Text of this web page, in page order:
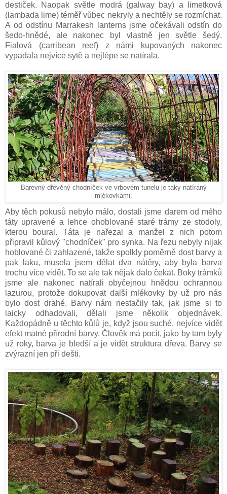
destiček. Naopak světle modrá (galway bay) a limetková
(lambada lime) téměř vůbec nekryly a nechtěly se rozmíchat.
A od odstínu Marrakesh lanterns jsme očekávali odstín do
šedo-hnědé, ale nakonec byl vlastně jen světle šedý.
Fialová (carribean reef) z námi kupovaných nakonec
vypadala nejvíce sytě a nejlépe se natírala.
Barevný dřevěný chodníček ve vrbovém tunelu je taky natíraný
mlékovkami.
Aby těch pokusů nebylo málo, dostali jsme darem od mého
táty upravené a lehce ohoblované staré trámy ze stodoly,
kterou boural. Táta je nařezal a manžel z nich potom
připravil kůlový "chodníček" pro synka. Na řezu nebyly nijak
hoblované či zahlazené, takže spolkly poměrně dost barvy a
pak laku, musela jsem dělat dva nátěry, aby byla barva
trochu více vidět. To se ale tak nějak dalo čekat. Boky trámků
jsme ale nakonec natírali obyčejnou hnědou ochrannou
lazurou, protože dokupovat další mlékovky by už pro nás
bylo dost drahé. Barvy nám nestačily tak, jak jsme si to
laicky odhadovali, dělali jsme několik objednávek.
Každopádně u těchto kůlů je, když jsou suché, nejvíce vidět
efekt matné přírodní barvy. Člověk má pocit, jako by tam byly
už roky, barva je bledší a je vidět struktura dřeva. Barvy se
zvýrazní jen při dešti.